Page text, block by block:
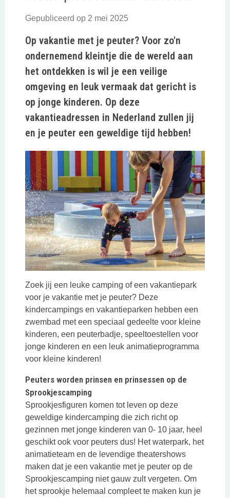
Gepubliceerd op 2 mei 2025
Op vakantie met je peuter? Voor zo'n
ondernemend kleintje die de wereld aan
het ontdekken is wil je een veilige
omgeving en leuk vermaak dat gericht is
op jonge kinderen. Op deze
vakantieadressen in Nederland zullen jij
en je peuter een geweldige tijd hebben!
Zoek jij een leuke camping of een vakantiepark
voor je vakantie met je peuter? Deze
kindercampings en vakantieparken hebben een
zwembad met een speciaal gedeelte voor kleine
kinderen, een peuterbadje, speeltoestellen voor
jonge kinderen en een leuk animatieprogramma
voor kleine kinderen!
Peuters worden prinsen en prinsessen op de
Sprookjescamping
Sprookjesfiguren komen tot leven op deze
geweldige kindercamping die zich richt op
gezinnen met jonge kinderen van 0- 10 jaar, heel
geschikt ook voor peuters dus! Het waterpark, het
animatieteam en de levendige theatershows
maken dat je een vakantie met je peuter op de
Sprookjescamping niet gauw zult vergeten. Om
het sprookje helemaal compleet te maken kun je